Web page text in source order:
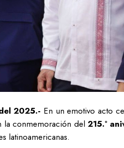
2025.- En un emotivo acto
la conmemoración del215.°
latinoamericanas.